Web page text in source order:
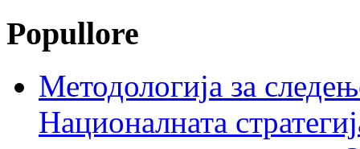
Popullore
Методологија за
Националната